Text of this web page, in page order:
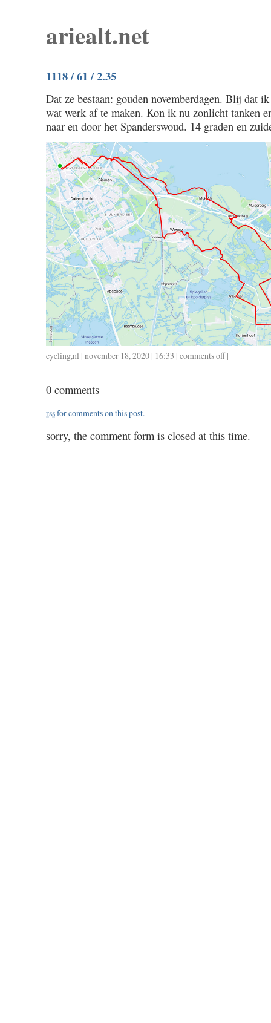
ariealt.net
1118 / 61 / 2.35
Dat ze bestaan: gouden novemberdagen. Blij dat
wat werk af te maken. Kon ik nu zonlicht tanken
naar en door het Spanderswoud. 14 graden en
cycling,nl | november 18, 2020 | 16:33 | comments offon
|
0 comments
rssfor comments on this post.
sorry, the comment form is closed at this time.